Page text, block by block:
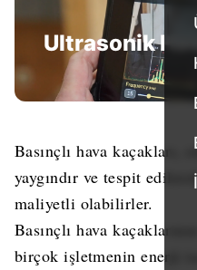
Ultrasonik
Basınçlı hava kaçakları,
yaygındır ve tespit
maliyetli olabilirler.
Basınçlı hava
birçok işletmenin enerji